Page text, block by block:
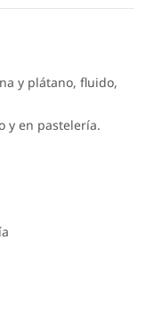
y plátano, fluido,
y en pastelería.